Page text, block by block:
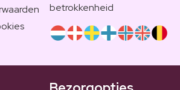
betrokkenheid